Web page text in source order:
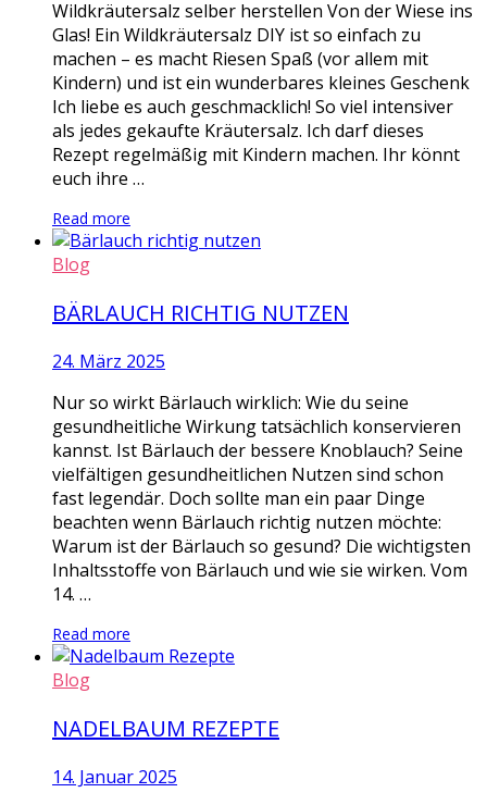
Wildkräutersalz selber herstellen Von der Wiese ins
Glas! Ein Wildkräutersalz DIY ist so einfach zu
machen – es macht Riesen Spaß (vor allem mit
Kindern) und ist ein wunderbares kleines Geschenk
Ich liebe es auch geschmacklich! So viel intensiver
als jedes gekaufte Kräutersalz. Ich darf dieses
Rezept regelmäßig mit Kindern machen. Ihr könnt
euch ihre …
Read more
Blog
BÄRLAUCH RICHTIG NUTZEN
24. März 2025
Nur so wirkt Bärlauch wirklich: Wie du seine
gesundheitliche Wirkung tatsächlich konservieren
kannst. Ist Bärlauch der bessere Knoblauch? Seine
vielfältigen gesundheitlichen Nutzen sind schon
fast legendär. Doch sollte man ein paar Dinge
beachten wenn Bärlauch richtig nutzen möchte:
Warum ist der Bärlauch so gesund? Die wichtigsten
Inhaltsstoffe von Bärlauch und wie sie wirken. Vom
14. …
Read more
Blog
NADELBAUM REZEPTE
14. Januar 2025